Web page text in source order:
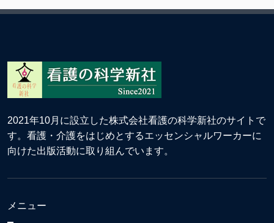
2021年10月に設立した株式会社看護の科学新社のサイトで
す。看護・介護をはじめとするエッセンシャルワーカーに
向けた出版活動に取り組んでいます。
メニュー